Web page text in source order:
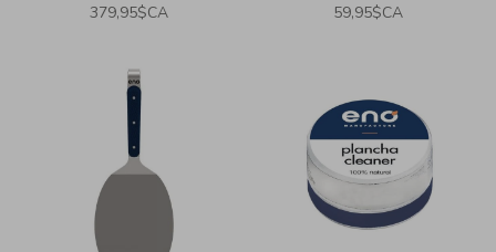
(75/3000)
379,95$CA 59,95$CA